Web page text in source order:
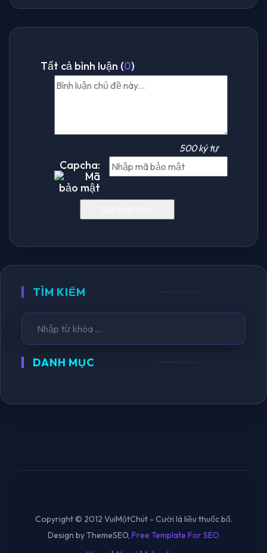
Tất cả bình luận (0)
500 ký tự
Capcha:
TÌM KIẾM
DANH MỤC
Copyright © 2012 VuiMộtChút - Cười là liều thuốc bổ.
Design by ThemeSEO, Free Template For SEO